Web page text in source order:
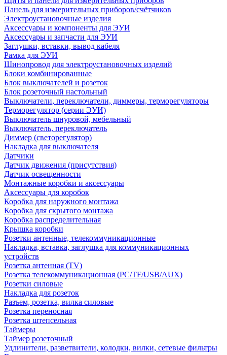
Панель для измерительных приборов/счётчиков
Электроустановочные изделия
Аксессуары и компоненты для ЭУИ
Аксессуары и запчасти для ЭУИ
Заглушки, вставки, вывод кабеля
Рамка для ЭУИ
Шинопровод для электроустановочных изделий
Блоки комбинированные
Блок выключателей и розеток
Блок розеточный настольный
Выключатели, переключатели, диммеры, терморегуляторы
Терморегулятор (серии ЭУИ)
Выключатель шнуровой, мебельный
Выключатель, переключатель
Диммер (светорегулятор)
Накладка для выключателя
Датчики
Датчик движения (присутствия)
Датчик освещенности
Монтажные коробки и аксессуары
Аксессуары для коробок
Коробка для наружного монтажа
Коробка для скрытого монтажа
Коробка распределительная
Крышка коробки
Розетки антенные, телекоммуникационные
Накладка, вставка, заглушка для коммуникационных
устройств
Розетка антенная (TV)
Розетка телекоммуникационная (PC/TF/USB/AUX)
Розетки силовые
Накладка для розеток
Разъем, розетка, вилка силовые
Розетка переносная
Розетка штепсельная
Таймеры
Таймер розеточный
Удлинители, разветвители, колодки, вилки, сетевые фильтры